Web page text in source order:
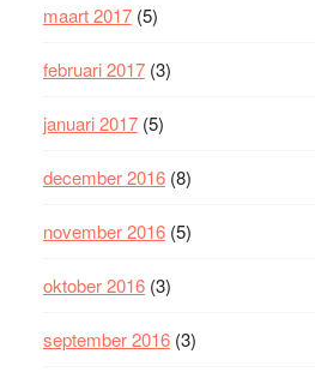
maart 2017(5)
februari 2017(3)
januari 2017(5)
december 2016(8)
november 2016(5)
oktober 2016(3)
september 2016(3)